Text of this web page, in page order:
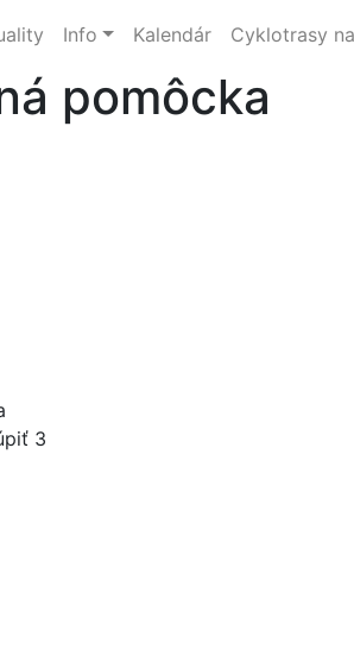
Info Kalendár Cyklotrasy
pomôcka
3